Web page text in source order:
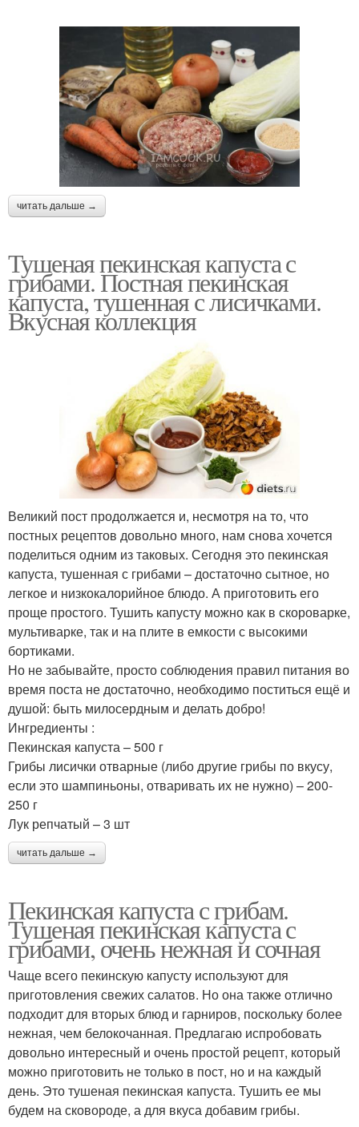
читать дальше →
Тушеная пекинская капуста с
грибами. Постная пекинская
капуста, тушенная с лисичками.
Вкусная коллекция
Великий пост продолжается и, несмотря на то, что
постных рецептов довольно много, нам снова хочется
поделиться одним из таковых. Сегодня это пекинская
капуста, тушенная с грибами – достаточно сытное, но
легкое и низкокалорийное блюдо. А приготовить его
проще простого. Тушить капусту можно как в скороварке,
мультиварке, так и на плите в емкости с высокими
бортиками.
Но не забывайте, просто соблюдения правил питания во
время поста не достаточно, необходимо поститься ещё и
душой: быть милосердным и делать добро!
Ингредиенты :
Пекинская капуста – 500 г
Грибы лисички отварные (либо другие грибы по вкусу,
если это шампиньоны, отваривать их не нужно) – 200-
250 г
Лук репчатый – 3 шт
читать дальше →
Пекинская капуста с грибам.
Тушеная пекинская капуста с
грибами, очень нежная и сочная
Чаще всего пекинскую капусту используют для
приготовления свежих салатов. Но она также отлично
подходит для вторых блюд и гарниров, поскольку более
нежная, чем белокочанная. Предлагаю испробовать
довольно интересный и очень простой рецепт, который
можно приготовить не только в пост, но и на каждый
день. Это тушеная пекинская капуста. Тушить ее мы
будем на сковороде, а для вкуса добавим грибы.